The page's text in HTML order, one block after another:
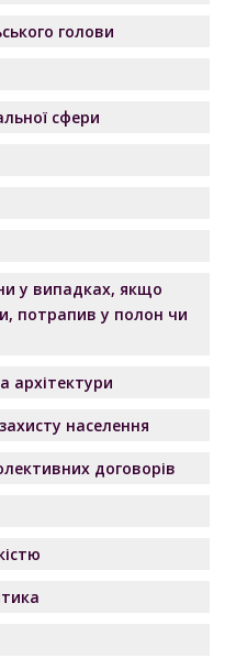
голови
сфери
у випадках, якщо
потрапив у полон чи
архітектури
населення
договорів